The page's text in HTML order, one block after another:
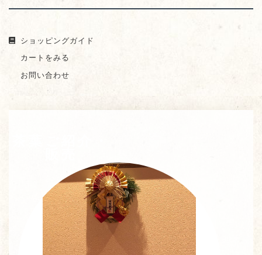
ショッピングガイド
カートをみる
お問い合わせ